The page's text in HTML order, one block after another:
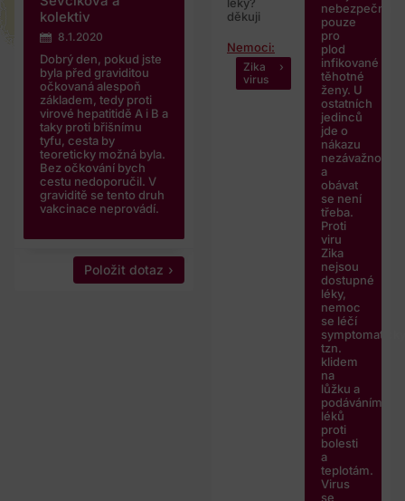
kolektiv
8.1.2020
Dobrý den, pokud jste
byla před graviditou
očkovaná alespoň
základem, tedy proti
virové hepatitidě A i B a
taky proti břišnímu
tyfu, cesta by
teoreticky možná byla.
Bez očkování bych
cestu nedoporučil. V
graviditě se tento druh
vakcinace neprovádí.
Položit dotaz
děkuji
Nemoci:
Zika
virus
nebezpečná
pouze
pro
plod
infikované
těhotné
ženy. U
ostatních
jedinců
jde o
nákazu
nezávažnou
a
obávat
se není
třeba.
Proti
viru
Zika
nejsou
dostupné
léky,
nemoc
se léčí
tzn.
klidem
na
lůžku a
podáváním
léků
proti
bolesti
a
teplotám.
Virus
se